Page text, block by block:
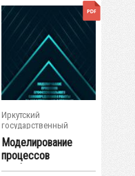
Иркутский
государственный
университет
Моделирование
процессов
профессионального..